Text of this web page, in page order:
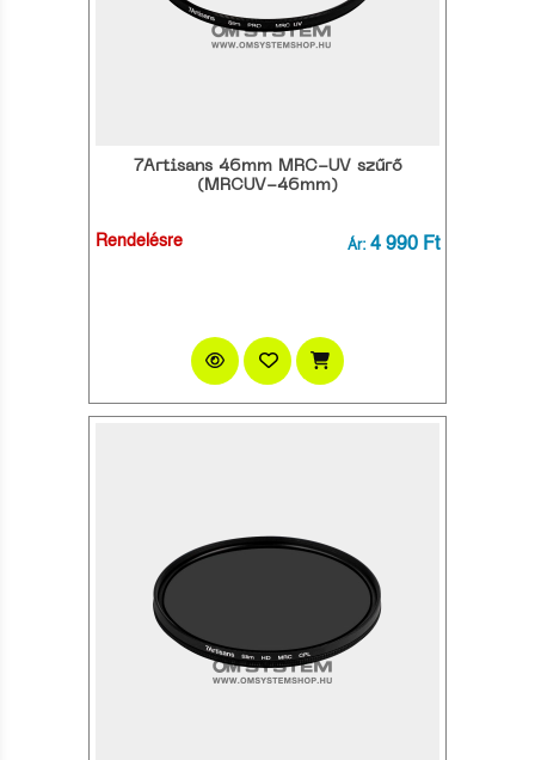
7Artisans 46mm MRC-UV szűrő
(MRCUV-46mm)
Rendelésre Ár: 4 990 Ft